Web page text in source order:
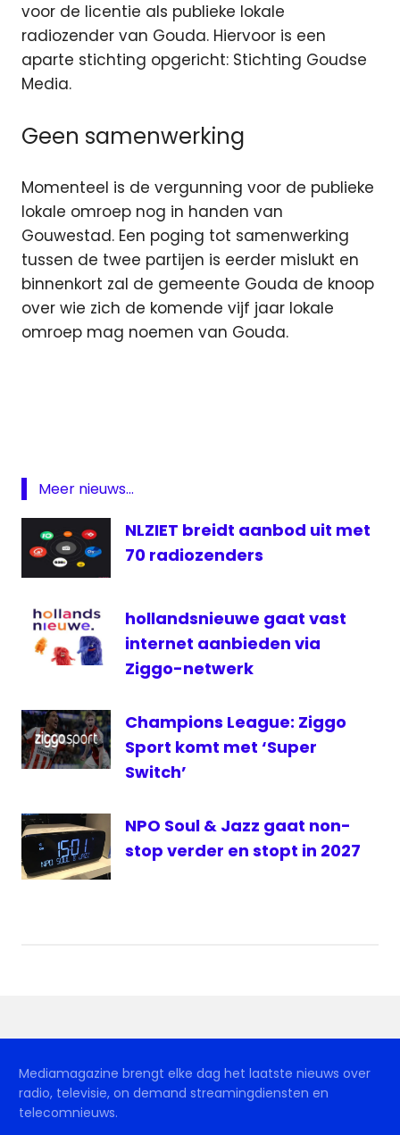
voor de licentie als publieke lokale
radiozender van Gouda. Hiervoor is een
aparte stichting opgericht: Stichting Goudse
Media.
Geen samenwerking
Momenteel is de vergunning voor de publieke
lokale omroep nog in handen van
Gouwestad. Een poging tot samenwerking
tussen de twee partijen is eerder mislukt en
binnenkort zal de gemeente Gouda de knoop
over wie zich de komende vijf jaar lokale
omroep mag noemen van Gouda.
Groep
Gouda
TV
krant
omroep
Radio
Meer nieuws...
NLZIET breidt aanbod uit met
70 radiozenders
hollandsnieuwe gaat vast
internet aanbieden via
Ziggo-netwerk
Champions League: Ziggo
Sport komt met ‘Super
Switch’
NPO Soul & Jazz gaat non-
stop verder en stopt in 2027
Mediamagazine brengt elke dag het laatste nieuws over
radio, televisie, on demand streamingdiensten en
telecomnieuws.